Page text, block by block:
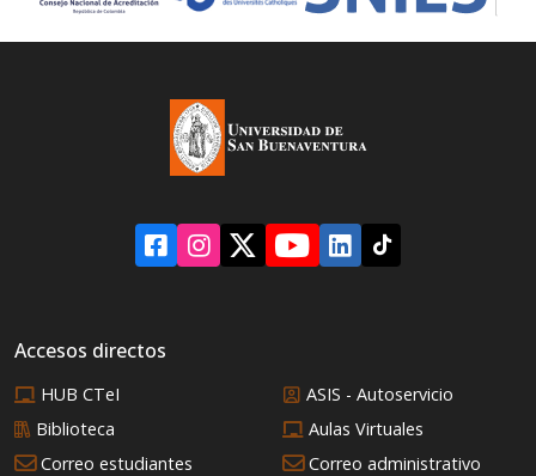
significativo en la
forma en que las
minoristas abordan el
mercado global.
Accesos directos
HUB CTeI
ASIS - Autoservicio
Biblioteca
Aulas Virtuales
Correo estudiantes
Correo administrativo